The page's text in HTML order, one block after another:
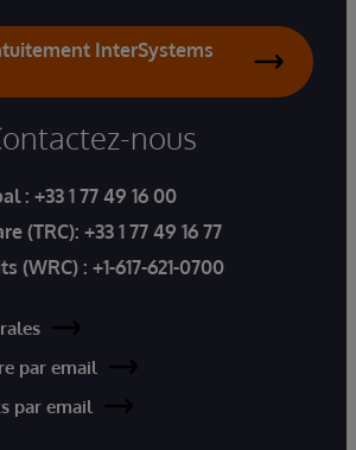
InterSystems
nous
: +33 1 77 49 16 00
(TRC): +33 1 77 49 16 77
(WRC) : +1-617-621-0700
par email
par email